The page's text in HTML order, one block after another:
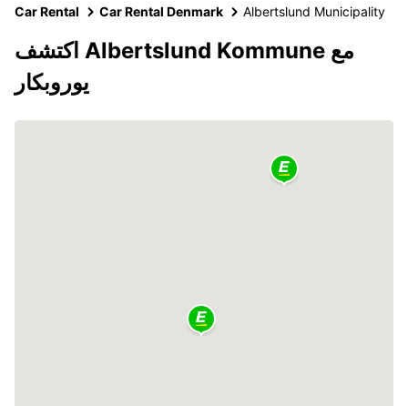
Car Rental Car Rental Denmark Albertslund Municipality
اكتشف Albertslund Kommune مع
يوروبكار